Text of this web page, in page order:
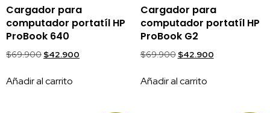
Cargador para
computador portatíl HP
ProBook 640
$69.900 $42.900
Añadir al carrito
Cargador para
computador portatíl HP
ProBook G2
$69.900 $42.900
Añadir al carrito